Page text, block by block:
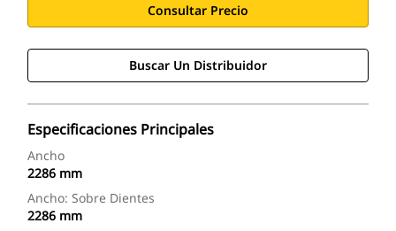
Consultar Precio
Buscar Un Distribuidor
Especificaciones Principales
Ancho
2286 mm
Ancho: Sobre Dientes
2286 mm